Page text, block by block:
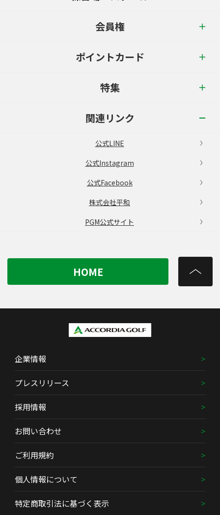
会員権
ポイントカード
特集
関連リンク
公式LINE
公式Instagram
公式Facebook
株式会社平和
PGM公式サイト
HOME
企業情報
プレスリリース
採用情報
お問い合わせ
ご利用規約
個人情報について
特定商取引法に基づく表示